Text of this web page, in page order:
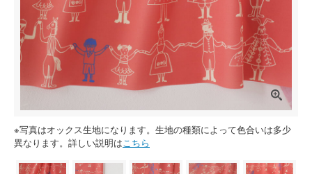
※写真はオックス生地になります。生地の種類によって色合いは多少
異なります。詳しい説明はこちら